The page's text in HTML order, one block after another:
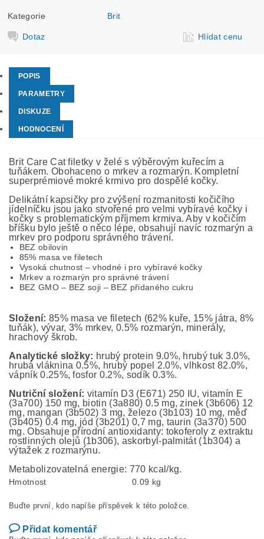
Kategorie Brit
Dotaz Hlídat cenu
POPIS
PARAMETRY
DISKUZE
HODNOCENÍ
Brit Care Cat filetky v želé s výběrovým kuřecím a
tuňákem. Obohaceno o mrkev a rozmarýn. Kompletní
superprémiové mokré krmivo pro dospělé kočky.
Delikátní kapsičky pro zvýšení rozmanitosti kočičího
jídelníčku jsou jako stvořené pro velmi vybíravé kočky i
kočky s problematickým příjmem krmiva. Aby v kočičím
bříšku bylo ještě o něco lépe, obsahují navíc rozmarýn a
mrkev pro podporu správného trávení.
BEZ obilovin
85% masa ve filetech
Vysoká chutnost – vhodné i pro vybíravé kočky
Mrkev a rozmarýn pro správné trávení
BEZ GMO – BEZ soji – BEZ přidaného cukru
Složení: 85% masa ve filetech (62% kuře, 15% játra, 8%
tuňák), vývar, 3% mrkev, 0.5% rozmarýn, minerály,
hrachový škrob.
Analytické složky: hrubý protein 9.0%, hrubý tuk 3.0%,
hrubá vláknina 0.5%, hrubý popel 2.0%, vlhkost 82.0%,
vápník 0.25%, fosfor 0.2%, sodík 0.3%.
Nutriční složení: vitamín D3 (E671) 250 IU, vitamín E
(3a700) 150 mg, biotin (3a880) 0.5 mg, zinek (3b606) 12
mg, mangan (3b502) 3 mg, železo (3b103) 10 mg, měď
(3b405) 0.4 mg, jód (3b201) 0,7 mg, taurin (3a370) 500
mg. Obsahuje přírodní antioxidanty: tokoferoly z extraktu
rostlinných olejů (1b306), askorbyl-palmitát (1b304) a
výtažek z rozmarýnu.
Metabolizovatelná energie: 770 kcal/kg.
Hmotnost 0.09 kg
Buďte první, kdo napíše příspěvek k této položce.
Přidat komentář